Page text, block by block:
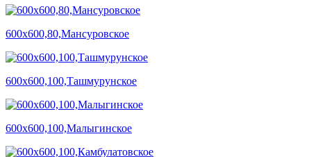
600х600,80,Мансуровское
600х600,100,Ташмурунское
600х600,100,Малыгинское